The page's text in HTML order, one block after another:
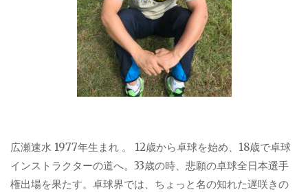
広瀬速水 1977年生まれ 。 12歳から卓球を始め、18歳で卓球
インストラクターの道へ。33歳の時、悲願の卓球全日本選手
権出場を果たす。卓球界では、ちょっと名の知れた遅咲きの